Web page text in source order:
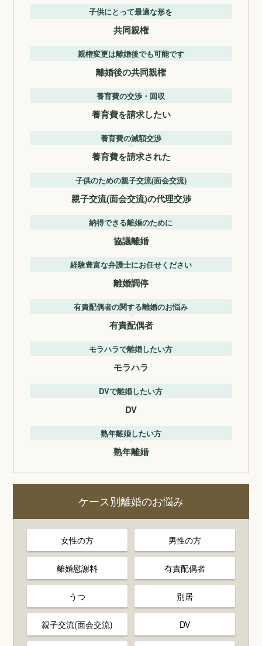
子供にとって最適な形を
共同親権
親権変更は離婚後でも可能です
離婚後の共同親権
養育費の交渉・回収
養育費を請求したい
養育費の減額交渉
養育費を請求された
子供のための親子交流(面会交流)
親子交流(面会交流)の代理交渉
納得できる離婚のために
協議離婚
経験豊富な弁護士にお任せください
離婚調停
有責配偶者の関する離婚のお悩み
有責配偶者
モラハラで離婚したい方
モラハラ
DVで離婚したい方
DV
熟年離婚したい方
熟年離婚
ケース別離婚のお悩み
女性の方 男性の方
離婚慰謝料 有責配偶者
うつ 別居
親子交流(面会交流) DV